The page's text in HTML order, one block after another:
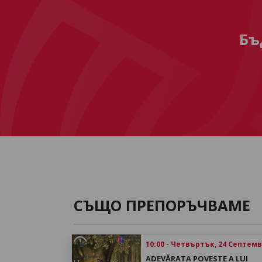
СЪЩО ПРЕПОРЪЧВАМЕ
10:00 - Четвъртък, 24
ADEVĂRATA POVESTE A LUI